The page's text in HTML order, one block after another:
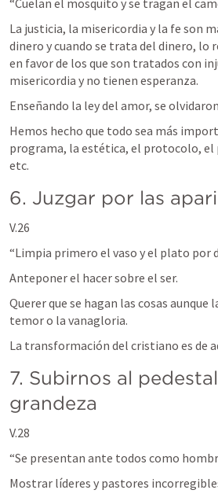
“Cuelan el mosquito y se tragan el
La justicia, la misericordia y la fe son
dinero y cuando se trata del dinero, lo
en favor de los que son tratados con
misericordia y no tienen esperanza.
Enseñando la ley del amor, se
Hemos hecho que todo sea más
programa, la estética, el protocolo, el
etc.
6. Juzgar por las
V.26
“Limpia primero el vaso y el plato por
Anteponer el hacer sobre el ser.
Querer que se hagan las cosas aunque
temor o la vanagloria.
La transformación del cristiano es de
7. Subirnos al
grandeza
V.28
“Se presentan ante todos como
Mostrar líderes y pastores